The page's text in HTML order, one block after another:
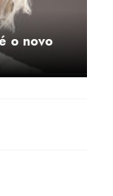
o novo